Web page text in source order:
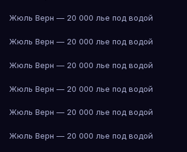
Жюль Верн — 20 000 лье под водой
Жюль Верн — 20 000 лье под водой
Жюль Верн — 20 000 лье под водой
Жюль Верн — 20 000 лье под водой
Жюль Верн — 20 000 лье под водой
Жюль Верн — 20 000 лье под водой